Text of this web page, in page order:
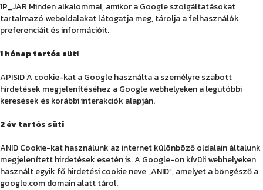
1P_JAR Minden alkalommal, amikor a Google szolgáltatásokat
tartalmazó weboldalakat látogatja meg, tárolja a felhasználók
preferenciáit és információit.
1 hónap tartós süti
APISID A cookie-kat a Google használta a személyre szabott
hirdetések megjelenítéséhez a Google webhelyeken a legutóbbi
keresések és korábbi interakciók alapján.
2 év tartós süti
ANID Cookie-kat használunk az internet különböző oldalain általunk
megjelenített hirdetések esetén is. A Google-on kívüli webhelyeken
használt egyik fő hirdetési cookie neve „ANID”, amelyet a böngésző a
google.com domain alatt tárol.